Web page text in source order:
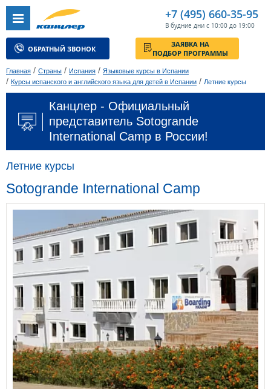
+7 (495) 660-35-95
В будние дни с 10:00 до 19:00
ОБРАТНЫЙ ЗВОНОК
ЗАЯВКА НА
ПОДБОР ПРОГРАММЫ
Главная / Страны / Испания / Языковые курсы в Испании
/ Курсы испанского и английского языка для детей в Испании / Летние курсы
Канцлер - Официальный
представитель Sotogrande
International Camp в России!
Летние курсы
Sotogrande International Camp